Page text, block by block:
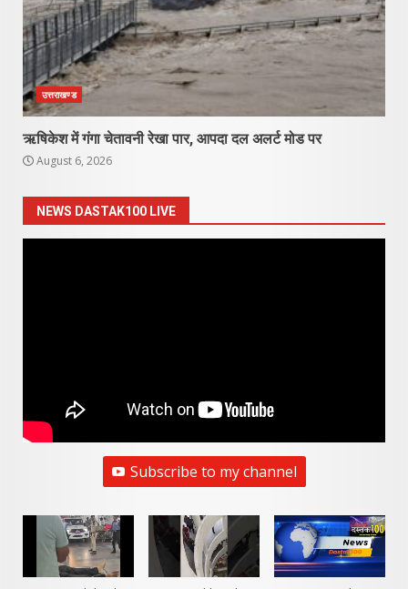
उत्तराखण्ड
ऋषिकेश में गंगा चेतावनी रेखा पार, आपदा दल अलर्ट मोड पर
August 6, 2026
NEWS DASTAK100 LIVE
Subscribe to my channel